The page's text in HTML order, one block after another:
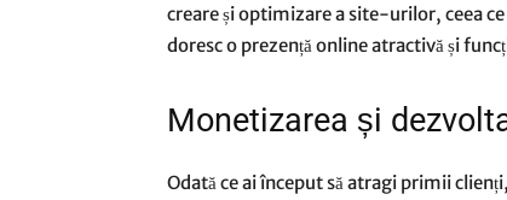
creare și optimizare a site-urilor, ceea
doresc o prezență online atractivă și
Monetizarea și
Odată ce ai început să atragi primii